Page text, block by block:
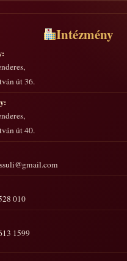
Intézmény
út 36.
út 40.
010
1599